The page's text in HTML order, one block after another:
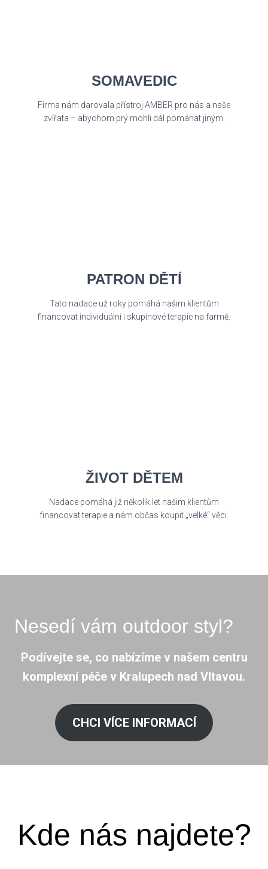
SOMAVEDIC
Firma nám darovala přístroj AMBER pro nás a naše
zvířata – abychom prý mohli dál pomáhat jiným.
PATRON DĚTÍ
Tato nadace už roky pomáhá našim klientům
financovat individuální i skupinové terapie na farmě.
ŽIVOT DĚTEM
Nadace pomáhá již několik let našim klientům
financovat terapie a nám občas koupit „velké“ věci.
Nesedí vám outdoor styl?
Podívejte se, co nabízíme v našem centru
komplexní péče v Kralupech nad Vltavou.
CHCI VÍCE INFORMACÍ
Kde nás najdete?